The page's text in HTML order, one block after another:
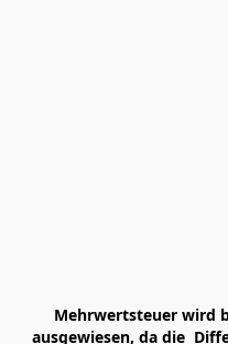
Mehrwertsteuer wird
ausgewiesen, da die